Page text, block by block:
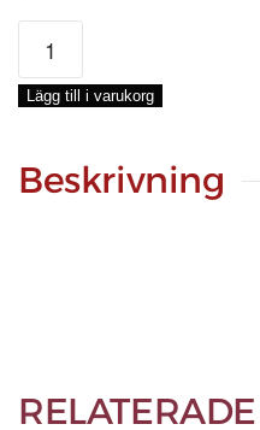
Terra
Ercolana
mängd
Lägg till i varukorg
Beskrivning